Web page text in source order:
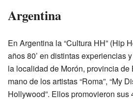
Argentina
En Argentina la “Cultura HH” (Hip
años 80’ en distintas experiencias
la localidad de Morón, provincia
mano de los artistas “Roma”, “My
Hollywood”. Ellos promovieron sus